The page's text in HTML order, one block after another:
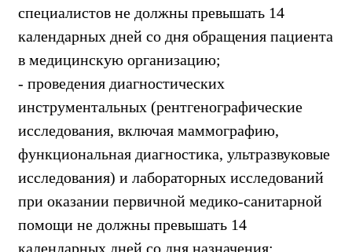
специалистов не должны превышать 14
календарных дней со дня обращения пациента
в медицинскую организацию;
- проведения диагностических
инструментальных (рентгенографические
исследования, включая маммографию,
функциональная диагностика, ультразвуковые
исследования) и лабораторных исследований
при оказании первичной медико-санитарной
помощи не должны превышать 14
календарных дней со дня назначения;